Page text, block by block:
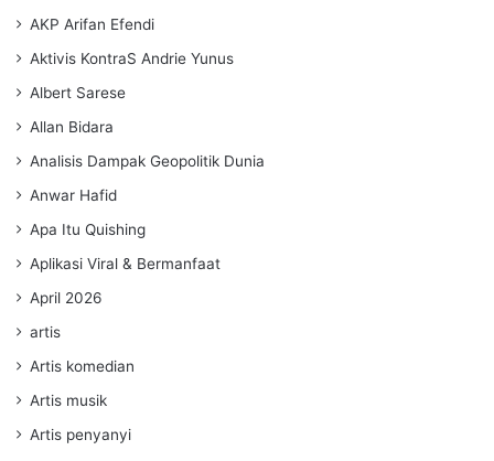
AKP Arifan Efendi
Aktivis KontraS Andrie Yunus
Albert Sarese
Allan Bidara
Analisis Dampak Geopolitik Dunia
Anwar Hafid
Apa Itu Quishing
Aplikasi Viral & Bermanfaat
April 2026
artis
Artis komedian
Artis musik
Artis penyanyi